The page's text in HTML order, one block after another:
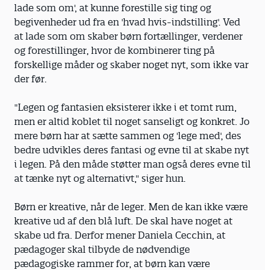
lade som om', at kunne forestille sig ting og
begivenheder ud fra en 'hvad hvis-indstilling'. Ved
at lade som om skaber børn fortællinger, verdener
og forestillinger, hvor de kombinerer ting på
forskellige måder og skaber noget nyt, som ikke var
der før.
"Legen og fantasien eksisterer ikke i et tomt rum,
men er altid koblet til noget sanseligt og konkret. Jo
mere børn har at sætte sammen og 'lege med', des
bedre udvikles deres fantasi og evne til at skabe nyt
i legen. På den måde støtter man også deres evne til
at tænke nyt og alternativt," siger hun.
Børn er kreative, når de leger. Men de kan ikke være
kreative ud af den blå luft. De skal have noget at
skabe ud fra. Derfor mener Daniela Cecchin, at
pædagoger skal tilbyde de nødvendige
pædagogiske rammer for, at børn kan være